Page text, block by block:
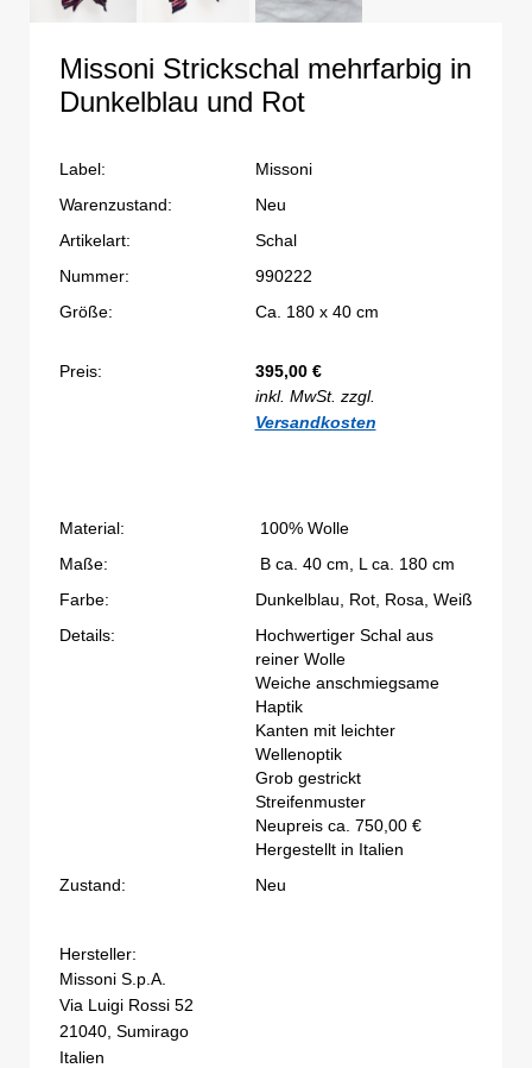
Missoni Strickschal mehrfarbig in
Dunkelblau und Rot
Label:
Missoni
Warenzustand:
Neu
Artikelart:
Schal
Nummer:
990222
Größe:
Ca. 180 x 40 cm
Preis: 395,00 €
inkl. MwSt. zzgl.
Versandkosten
Material:
100% Wolle
Maße:
B ca. 40 cm, L ca. 180 cm
Farbe:
Dunkelblau, Rot, Rosa, Weiß
Details:
Hochwertiger Schal aus
reiner Wolle
Weiche anschmiegsame
Haptik
Kanten mit leichter
Wellenoptik
Grob gestrickt
Streifenmuster
Neupreis ca. 750,00 €
Hergestellt in Italien
Zustand:
Neu
Hersteller:
Missoni S.p.A.
Via Luigi Rossi 52
21040, Sumirago
Italien